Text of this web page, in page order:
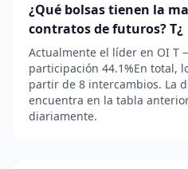
¿Qué bolsas tienen la
contratos de futuros? T¿
Actualmente el líder en OI T
participación 44.1%En total,
partir de 8 intercambios. La
encuentra en la tabla
diariamente.